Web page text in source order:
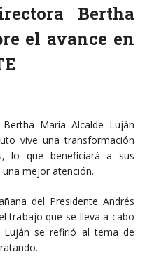
Bertha
el avance en
María Alcalde Luján
vive una transformación
lo que beneficiará a sus
mejor atención.
del Presidente Andrés
trabajo que se lleva a cabo
Luján se refirió al tema de